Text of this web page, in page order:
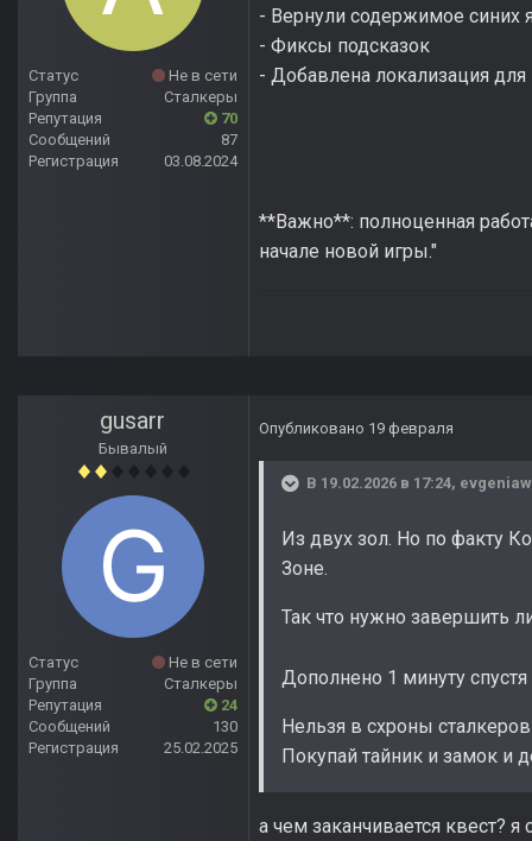
Статус
Не в сети
Группа
Сталкеры
Репутация
70
Сообщений
87
Регистрация
03.08.2024
- Вернули содержимое синих
- Фиксы подсказок
- Добавлена локализация
**Важно**: полноценная
начале новой игры."
gusarr
Бывалый
Статус
Не в сети
Группа
Сталкеры
Репутация
24
Сообщений
130
Регистрация
25.02.2025
Опубликовано 19 февраля
В 19.02.2026 в 17:24,
Из двух зол. Но по факту
Зоне.
Так что нужно завершить
Дополнено 1 минуту спустя
Нельзя в схроны
Покупай тайник и замок и
а чем заканчивается квест?